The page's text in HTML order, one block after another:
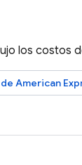
los costos
American